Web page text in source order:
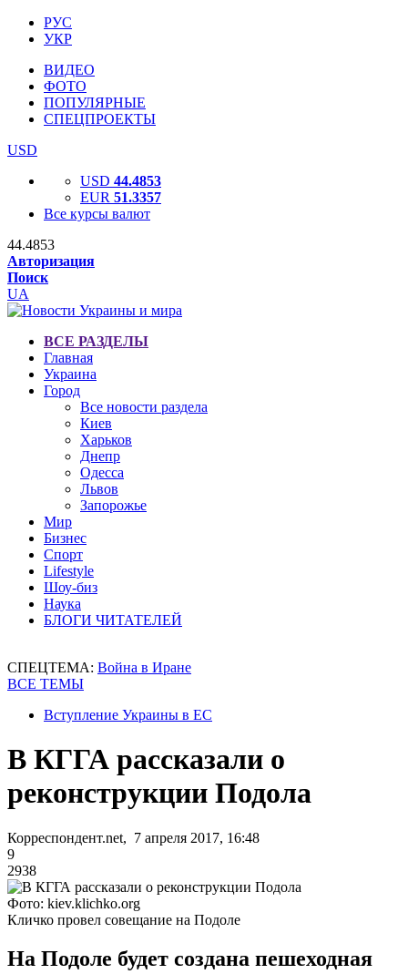
РУС
УКР
ВИДЕО
ФОТО
ПОПУЛЯРНЫЕ
СПЕЦПРОЕКТЫ
USD
USD 44.4853
EUR 51.3357
Все курсы валют
44.4853
Авторизация
Поиск
UA
ВСЕ РАЗДЕЛЫ
Главная
Украина
Город
Все новости раздела
Киев
Харьков
Днепр
Одесса
Львов
Запорожье
Мир
Бизнес
Спорт
Lifestyle
Шоу-биз
Наука
БЛОГИ ЧИТАТЕЛЕЙ
СПЕЦТЕМА: Война в Иране
ВСЕ ТЕМЫ
Вступление Украины в ЕС
В КГГА рассказали о
реконструкции Подола
Корреспондент.net, 7 апреля 2017, 16:48
9
2938
Фото: kiev.klichko.org
Кличко провел совещание на Подоле
На Подоле будет создана пешеходная